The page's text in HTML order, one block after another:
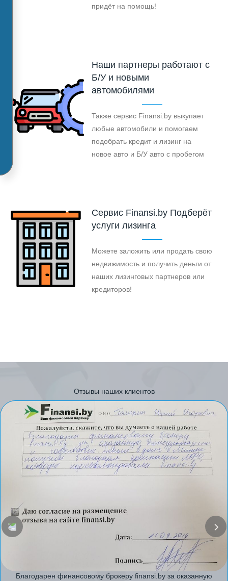
придёт на помощь!
Наши партнеры работают с
Б/У и новыми
автомобилями
Также сервис Finansi.by выкупает
любые автомобили и помогаем
подобрать кредит и лизинг на
новое авто и Б/У авто с пробегом
Cервис Finansi.by Подберёт
услуги лизинга
Можете заложить или продать свою
недвижимость и получить деньги от
наших лизинговых партнеров или
кредиторов!
Отзывы наших клиентов
Благодарен финансовому брокеру finansi.by за оказанную